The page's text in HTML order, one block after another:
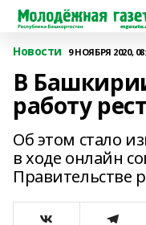
Новости 9 НОЯБРЯ 2020,
В
работу
Об этом стало
в ходе онлайн
Правительстве